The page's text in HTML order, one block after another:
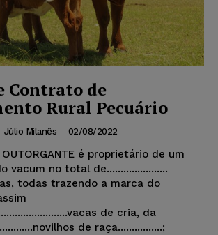
Contrato de
Rural Pecuário
Júlio Milanês - 02/08/2022
OUTORGANTE é proprietário de um
vacum no total de......................
todas trazendo a marca do
de cria, da
de raça................;